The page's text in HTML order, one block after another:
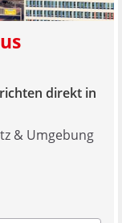
direkt in
& Umgebung